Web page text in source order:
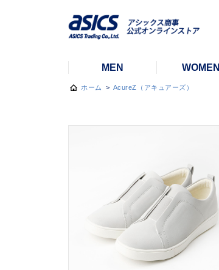
MEN WOMEN
ホーム > AcureZ（アキュアーズ）